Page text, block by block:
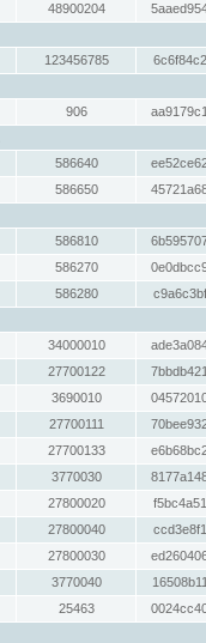
48900204
123456785
906
586640
586650
586810
586270
586280
34000010
27700122
3690010
27700111
27700133
3770030
27800020
27800040
27800030
3770040
25463